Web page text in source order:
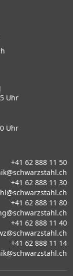
Uhr
Uhr
+41 62 888 11 50
+41 62 888 11 30
+41 62 888 11 80
+41 62 888 11 40
+41 62 888 11 14